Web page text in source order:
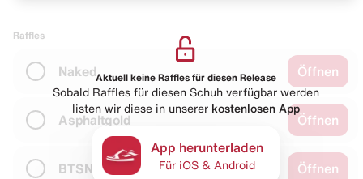
Raffles
Naked Öffnen
Asphaltgold Öffnen
BTSN Öffnen
Aktuell keine Raffles für diesen Release
Sobald Raffles für diesen Schuh verfügbar werden
listen wir diese in unserer kostenlosen App
App herunterladen
Für iOS & Android